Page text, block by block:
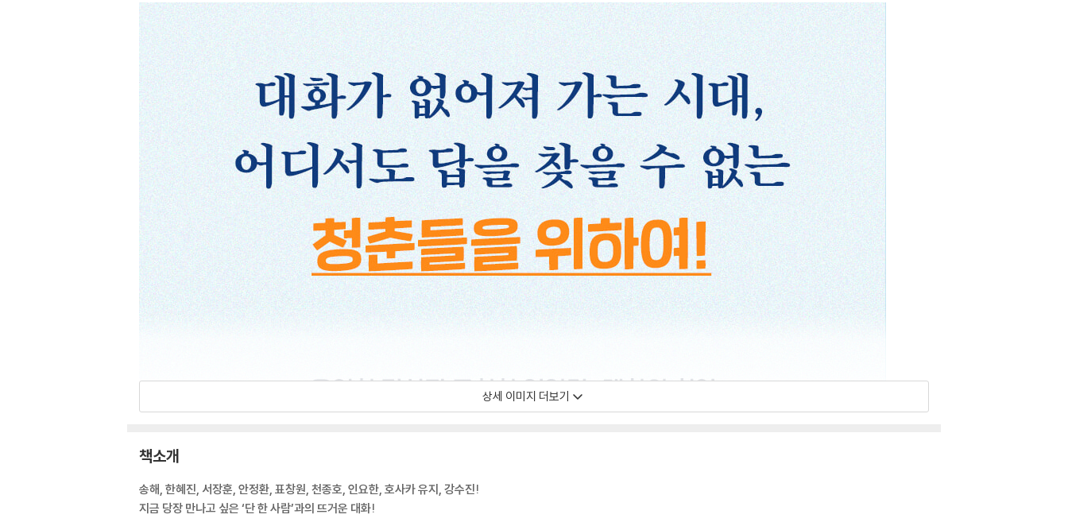
상세 이미지 더보기
책소개
송해, 한혜진, 서장훈, 안정환, 표창원, 천종호, 인요한, 호사카 유지, 강수진!
지금 당장 만나고 싶은 ‘단 한 사람’과의 뜨거운 대화!